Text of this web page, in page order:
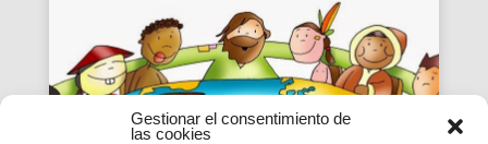
Gestionar el consentimiento de
las cookies